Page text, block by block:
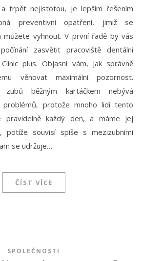
trpět nejistotou, je lepším řešením
preventivní opatření, jimiž se
můžete vyhnout. V první řadě by vás
zasvětit pracoviště dentální
plus. Objasní vám, jak správně
věnovat maximální pozornost.
zubů běžným kartáčkem nebývá
problémů, protože mnoho lidí tento
pravidelně každý den, a máme jej
potíže souvisí spíše s mezizubními
se udržuje…
ČÍST VÍCE
SPOLEČNOSTI